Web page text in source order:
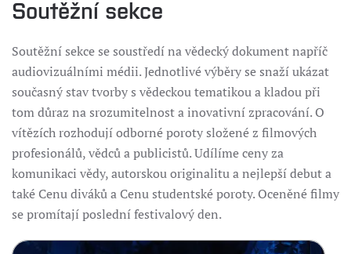
Soutěžní sekce
Soutěžní sekce se soustředí na vědecký dokument napříč
audiovizuálními médii. Jednotlivé výběry se snaží ukázat
současný stav tvorby s vědeckou tematikou a kladou při
tom důraz na srozumitelnost a inovativní zpracování. O
vítězích rozhodují odborné poroty složené z filmových
profesionálů, vědců a publicistů. Udílíme ceny za
komunikaci vědy, autorskou originalitu a nejlepší debut a
také Cenu diváků a Cenu studentské poroty. Oceněné filmy
se promítají poslední festivalový den.